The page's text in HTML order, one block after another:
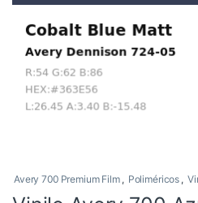
Avery 700 Premium Film , Poliméricos ,